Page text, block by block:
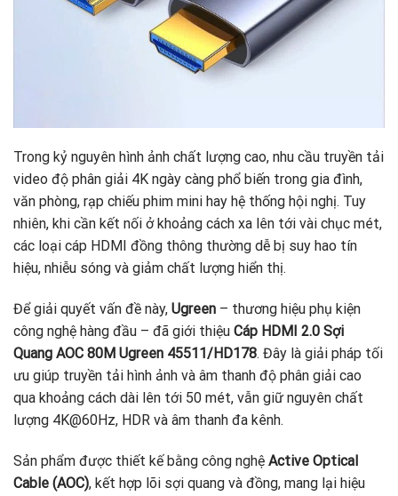
Trong kỷ nguyên hình ảnh chất lượng cao, nhu cầu truyền tải
video độ phân giải 4K ngày càng phổ biến trong gia đình,
văn phòng, rạp chiếu phim mini hay hệ thống hội nghị. Tuy
nhiên, khi cần kết nối ở khoảng cách xa lên tới vài chục mét,
các loại cáp HDMI đồng thông thường dễ bị suy hao tín
hiệu, nhiễu sóng và giảm chất lượng hiển thị.
Để giải quyết vấn đề này, Ugreen – thương hiệu phụ kiện
công nghệ hàng đầu – đã giới thiệu Cáp HDMI 2.0 Sợi
Quang AOC 80M Ugreen 45511/HD178. Đây là giải pháp tối
ưu giúp truyền tải hình ảnh và âm thanh độ phân giải cao
qua khoảng cách dài lên tới 50 mét, vẫn giữ nguyên chất
lượng 4K@60Hz, HDR và âm thanh đa kênh.
Sản phẩm được thiết kế bằng công nghệ Active Optical
Cable (AOC), kết hợp lõi sợi quang và đồng, mang lại hiệu